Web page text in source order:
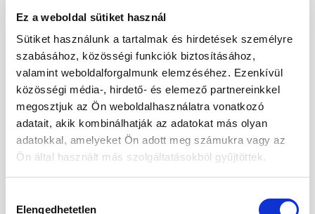
Ez a weboldal sütiket használ
Sütiket használunk a tartalmak és hirdetések személyre
szabásához, közösségi funkciók biztosításához,
valamint weboldalforgalmunk elemzéséhez. Ezenkívül
közösségi média-, hirdető- és elemező partnereinkkel
megosztjuk az Ön weboldalhasználatra vonatkozó
adatait, akik kombinálhatják az adatokat más olyan
adatokkal, amelyeket Ön adott meg számukra vagy az
Ön által használt más szolgáltatásokból gyűjtöttek.
Elengedhetetlen
szénhidrát-, zsír anyagcseréhez, számos
Kálium – Az emberi szervezet átlagosan
150 g káliumot tartalmaz, a szükséges napi
bevitel mennyisége 2-3 gramm. Szükség
van rá a vércukorszint szabályozásában,
illetve anyagcseréje szorosan kötődik a
szervezet vízforgalmának
szabályozásához, a gyomorsav
termelődéséhez, és számos enzim normális